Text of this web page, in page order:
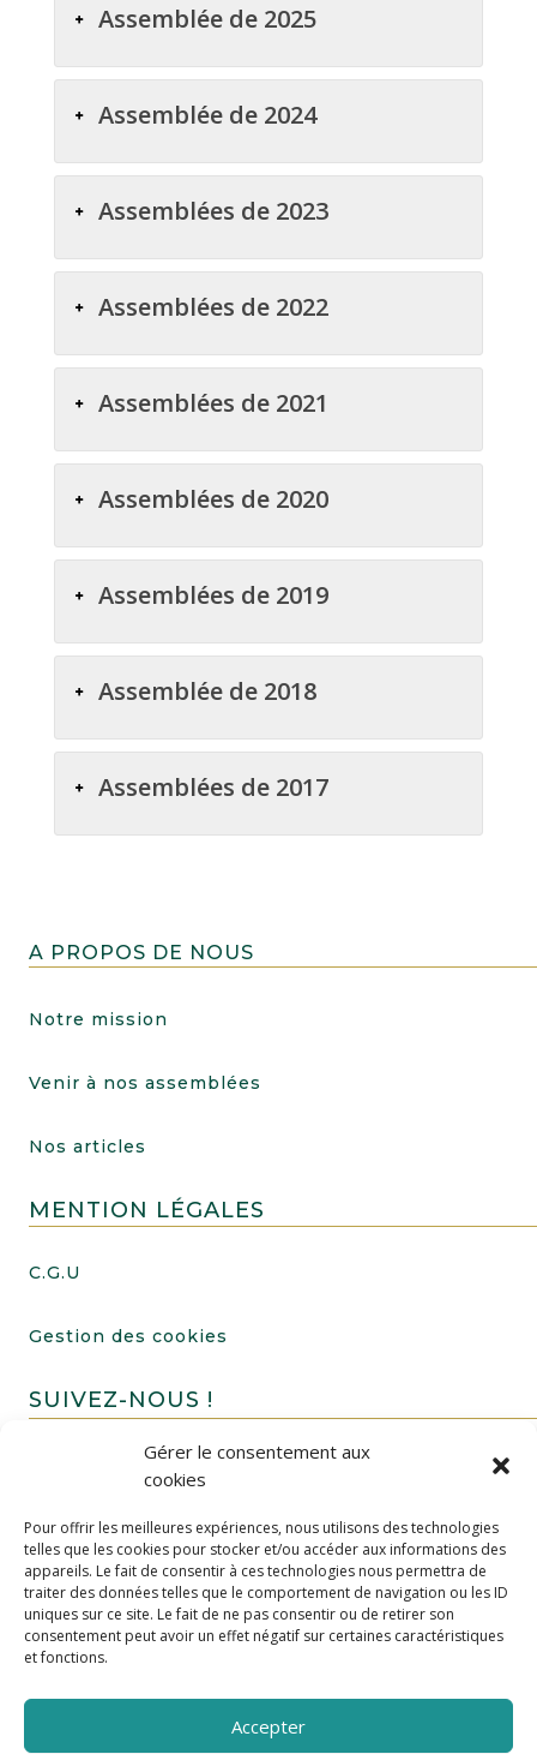
Gérer le consentement aux
cookies
Pour offrir les meilleures expériences, nous utilisons des technologies
telles que les cookies pour stocker et/ou accéder aux informations des
appareils. Le fait de consentir à ces technologies nous permettra de
traiter des données telles que le comportement de navigation ou les ID
uniques sur ce site. Le fait de ne pas consentir ou de retirer son
consentement peut avoir un effet négatif sur certaines caractéristiques
et fonctions.
Accepter
Assemblée de 2025
Assemblée de 2024
Assemblées de 2023
Assemblées de 2022
Assemblées de 2021
Assemblées de 2020
Assemblées de 2019
Assemblée de 2018
Assemblées de 2017
A PROPOS DE NOUS
Notre mission
Venir à nos assemblées
Nos articles
MENTION LÉGALES
C.G.U
Gestion des cookies
SUIVEZ-NOUS !
FAIRE UN DON